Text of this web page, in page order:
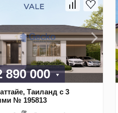
890 000
Таиланд с 3
№ 195813